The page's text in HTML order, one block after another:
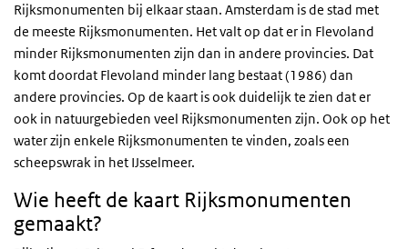
Rijksmonumenten bij elkaar staan. Amsterdam is de stad met
de meeste Rijksmonumenten. Het valt op dat er in Flevoland
minder Rijksmonumenten zijn dan in andere provincies. Dat
komt doordat Flevoland minder lang bestaat (1986) dan
andere provincies. Op de kaart is ook duidelijk te zien dat er
ook in natuurgebieden veel Rijksmonumenten zijn. Ook op het
water zijn enkele Rijksmonumenten te vinden, zoals een
scheepswrak in het IJsselmeer.
Wie heeft de kaart Rijksmonumenten
gemaakt?